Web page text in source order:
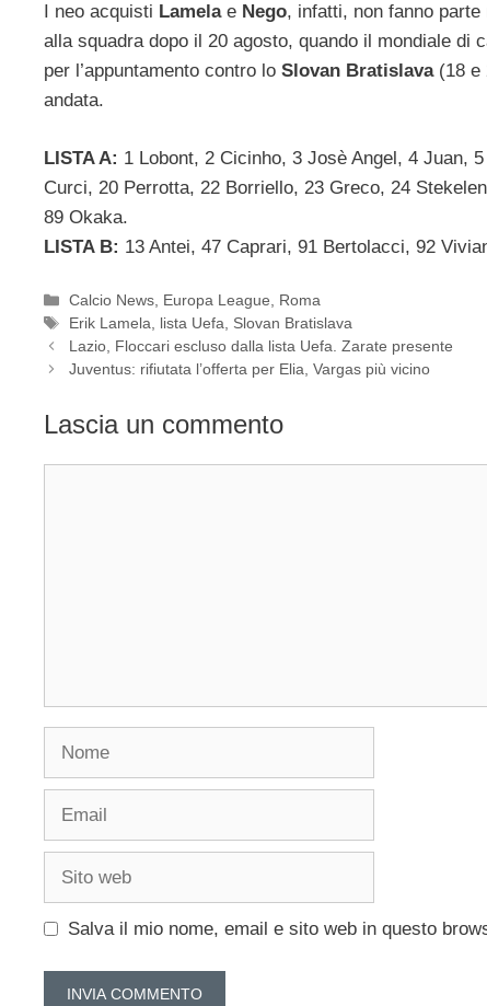
I neo acquisti Lamelae Nego, infatti, non fanno
alla squadra dopo il 20 agosto, quando il mondiale
per l’appuntamento contro lo Slovan Bratislava(18 e
andata.
LISTA A: 1 Lobont, 2 Cicinho, 3 Josè Angel, 4 Juan,
Curci, 20 Perrotta, 22 Borriello, 23 Greco, 24
89 Okaka.
LISTA B: 13 Antei, 47 Caprari, 91 Bertolacci, 92
Categorie
Calcio News, Europa League, Roma
Tag
Erik Lamela, lista Uefa, Slovan Bratislava
Lazio, Floccari escluso dalla lista Uefa. Zarate presente
Juventus: rifiutata l’offerta per Elia, Vargas più vicino
Lascia un commento
Salva il mio nome, email e sito web in questo